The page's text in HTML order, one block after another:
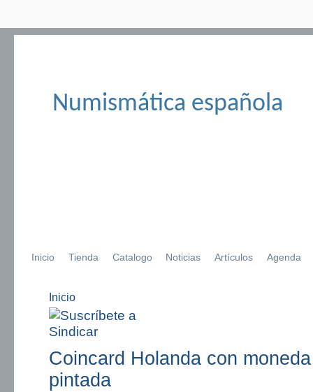
Numismática española
Inicio Tienda Catalogo Noticias Artículos Agenda
Se encuentra usted aquí
Inicio
Coincard Holanda con
pintada